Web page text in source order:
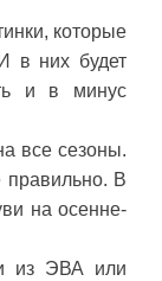
которые
в них будет
и в минус
все сезоны.
правильно. В
на осенне-
из ЭВА или